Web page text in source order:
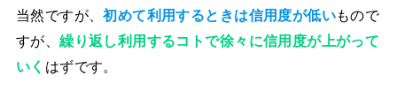
当然ですが、初めて利用するときは信用度が低いもので
すが、繰り返し利用するコトで徐々に信用度が上がって
いく はずです。